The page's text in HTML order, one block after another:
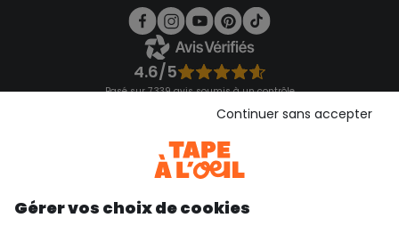
4.6/5
Basé sur 7 339 avis soumis à un contrôle
Consulter les CGU
Gérer vos choix de cookies
Continuer sans accepter